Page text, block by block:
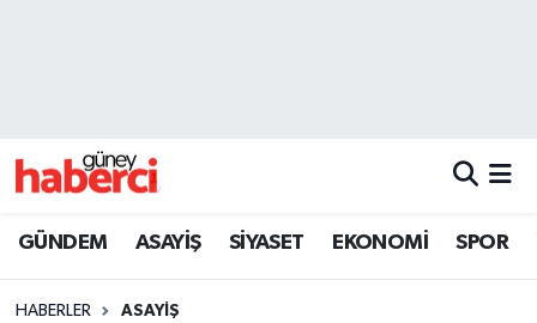
GÜNDEM ASAYİŞ SİYASET EKONOMİ SPOR
HABERLER ASAYİŞ
Beyoğlu Trafik Yoğunluk Haritası